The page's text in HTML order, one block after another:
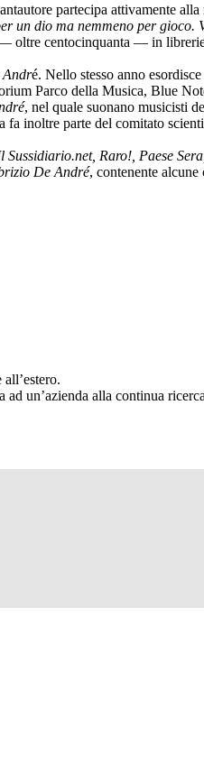
partecipa attivamente
un dio ma nemmeno per gioco.
oltre centocinquanta — in
André. Nello stesso anno
Parco della Musica, Blue
, nel quale suonano musicisti
inoltre parte del comitato
Sussidiario.net, Raro!, Paese
De André, contenente
un’azienda alla continua